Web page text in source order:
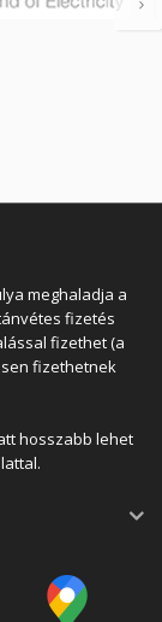
meghaladja a
fizetés
fizethet (a
fizethetnek
hosszabb lehet